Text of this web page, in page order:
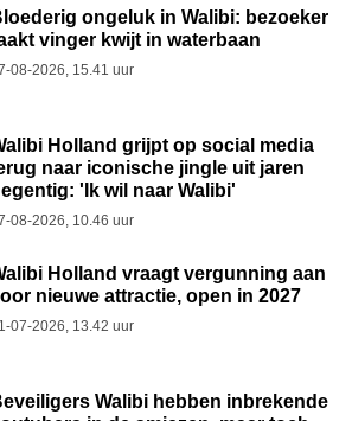
ongeluk in Walibi: bezoeker
vinger kwijt in waterbaan
08-2026, 15.41 uur
Holland grijpt op social media
naar iconische jingle uit jaren
'Ik wil naar Walibi'
08-2026, 10.46 uur
Holland vraagt vergunning aan
nieuwe attractie, open in 2027
07-2026, 13.42 uur
Walibi hebben inbrekende